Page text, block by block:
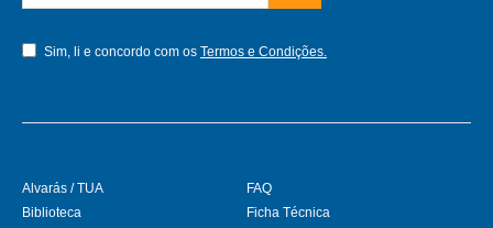
Sim, li e concordo com os Termos e Condições.
Alvarás / TUA
Biblioteca
FAQ
Ficha Técnica